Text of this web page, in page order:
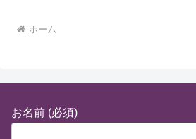
ホーム
お名前 (必須)